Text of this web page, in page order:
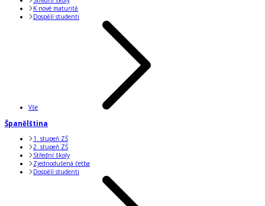
K nové maturitě
Dospělí studenti
Vše
Španělština
1. stupeň ZŠ
2. stupeň ZŠ
Střední školy
Zjednodušená četba
Dospělí studenti